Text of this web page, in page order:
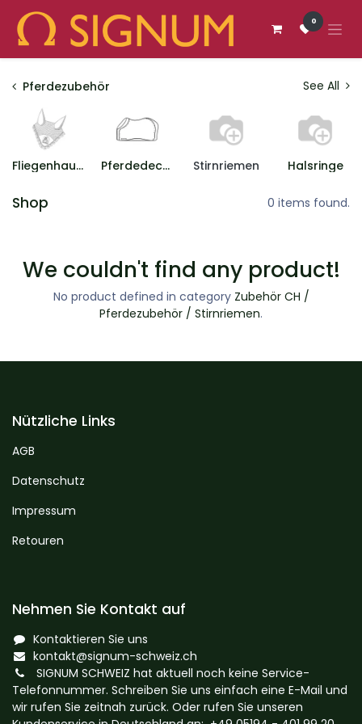
Zum Inhalt springen
0
Pferdezubehör See All
Fliegenhauben Pferdedecken Stirnriemen Halsringe
Shop 0 items found.
We couldn't find any product!
No product defined in category Zubehör CH /
Pferdezubehör / Stirnriemen.
Nützliche Links
AGB
Datenschutz
Impressum
Retouren
Nehmen Sie Kontakt auf
Kontaktieren Sie uns
kontakt@signum-schweiz.ch
SIGNUM SCHWEIZ hat aktuell noch keine Service-
Telefonnummer. Schreiben Sie uns einfach eine E-Mail und
wir rufen Sie zeitnah zurück. Oder rufen Sie unseren